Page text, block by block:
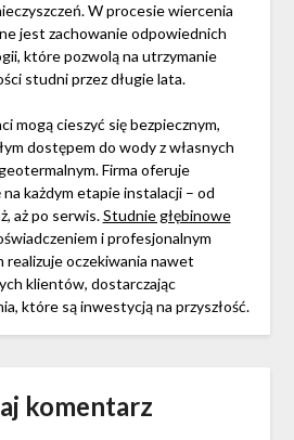
W procesie wiercenia
jest zachowanie odpowiednich
które pozwolą na utrzymanie
studni przez długie lata.
mogą cieszyć się bezpiecznym,
dostępem do wody z własnych
Firma oferuje
każdym etapie instalacji – od
aż po serwis.Studnie głębinowe
i profesjonalnym
realizuje oczekiwania nawet
klientów, dostarczając
które są inwestycją na przyszłość.
komentarz